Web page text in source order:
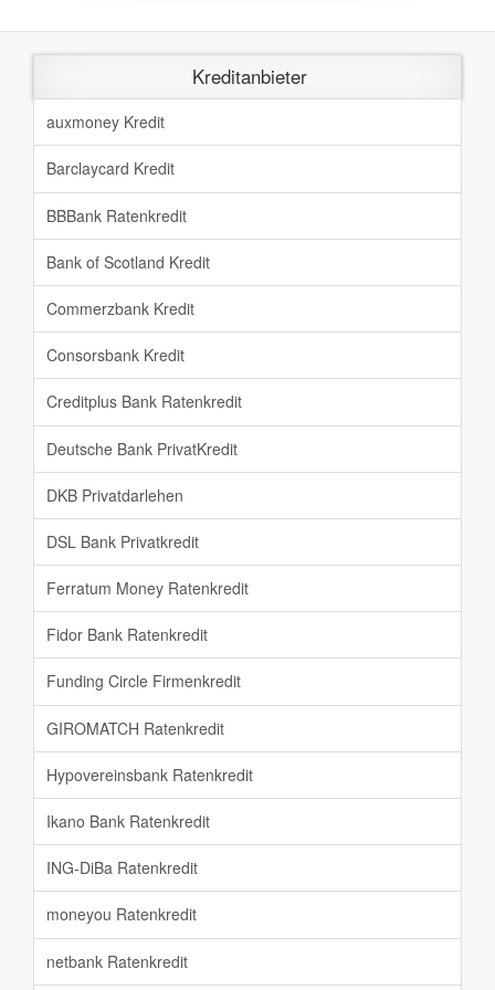
Kreditanbieter
auxmoney Kredit
Barclaycard Kredit
BBBank Ratenkredit
Bank of Scotland Kredit
Commerzbank Kredit
Consorsbank Kredit
Creditplus Bank Ratenkredit
Deutsche Bank PrivatKredit
DKB Privatdarlehen
DSL Bank Privatkredit
Ferratum Money Ratenkredit
Fidor Bank Ratenkredit
Funding Circle Firmenkredit
GIROMATCH Ratenkredit
Hypovereinsbank Ratenkredit
Ikano Bank Ratenkredit
ING-DiBa Ratenkredit
moneyou Ratenkredit
netbank Ratenkredit